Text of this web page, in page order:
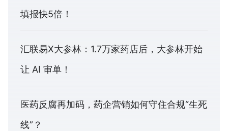
填报快5倍！
汇联易X大参林：1.7万家药店后，大参林开始
让 AI 审单！
医药反腐再加码，药企营销如何守住合规“生死
线”？